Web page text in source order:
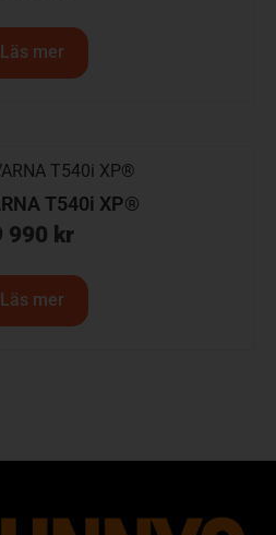
Läs mer
T540i XP®
990 kr
Läs mer